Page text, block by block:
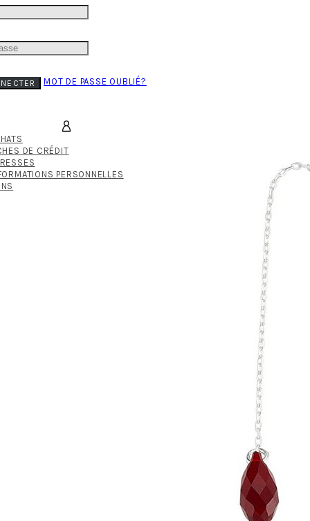
MOT DE PASSE OUBLIÉ?
DE CRÉDIT
PERSONNELLES